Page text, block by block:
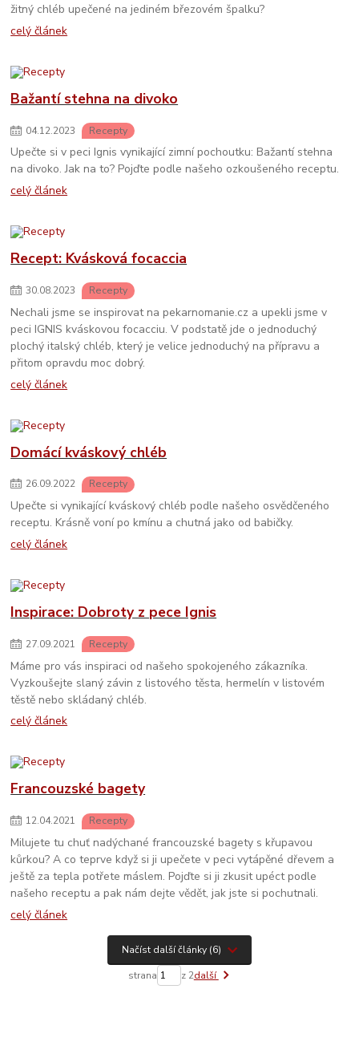
žitný chléb upečené na jediném březovém špalku?
celý článek
Bažantí stehna na divoko
04.12.2023 Recepty
Upečte si v peci Ignis vynikající zimní pochoutku: Bažantí stehna
na divoko. Jak na to? Pojďte podle našeho ozkoušeného receptu.
celý článek
Recept: Kvásková focaccia
30.08.2023 Recepty
Nechali jsme se inspirovat na pekarnomanie.cz a upekli jsme v
peci IGNIS kváskovou focacciu. V podstatě jde o jednoduchý
plochý italský chléb, který je velice jednoduchý na přípravu a
přitom opravdu moc dobrý.
celý článek
Domácí kváskový chléb
26.09.2022 Recepty
Upečte si vynikající kváskový chléb podle našeho osvědčeného
receptu. Krásně voní po kmínu a chutná jako od babičky.
celý článek
Inspirace: Dobroty z pece Ignis
27.09.2021 Recepty
Máme pro vás inspiraci od našeho spokojeného zákazníka.
Vyzkoušejte slaný závin z listového těsta, hermelín v listovém
těstě nebo skládaný chléb.
celý článek
Francouzské bagety
12.04.2021 Recepty
Milujete tu chuť nadýchané francouzské bagety s křupavou
kůrkou? A co teprve když si ji upečete v peci vytápěné dřevem a
ještě za tepla potřete máslem. Pojďte si ji zkusit upéct podle
našeho receptu a pak nám dejte vědět, jak jste si pochutnali.
celý článek
Načíst další články (6)
strana z 2další